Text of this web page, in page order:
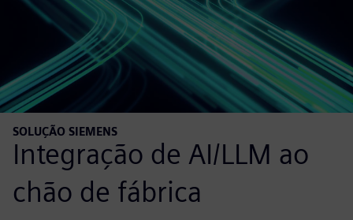
SOLUÇÃO SIEMENS
Integração de AI/LLM ao
chão de fábrica